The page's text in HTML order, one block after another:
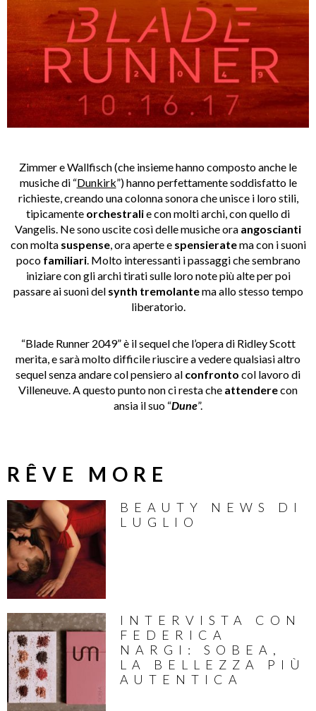
Zimmer e Wallfisch (che insieme hanno composto anche le
musiche di “Dunkirk”) hanno perfettamente soddisfatto le
richieste, creando una colonna sonora che unisce i loro stili,
tipicamente orchestralie con molti archi, con quello di
Vangelis. Ne sono uscite così delle musiche ora angoscianti
con molta suspense, ora aperte e spensieratema con i suoni
poco familiari. Molto interessanti i passaggi che sembrano
iniziare con gli archi tirati sulle loro note più alte per poi
passare ai suoni del synth tremolantema allo stesso tempo
liberatorio.
“Blade Runner 2049” è il sequel che l’opera di Ridley Scott
merita, e sarà molto difficile riuscire a vedere qualsiasi altro
sequel senza andare col pensiero al confronto col lavoro di
Villeneuve. A questo punto non ci resta che attenderecon
ansia il suo “Dune”.
RÊVE MORE
BEAUTY NEWS DI
LUGLIO
INTERVISTA CON
FEDERICA
NARGI: SOBEA,
LA BELLEZZA PIÙ
AUTENTICA